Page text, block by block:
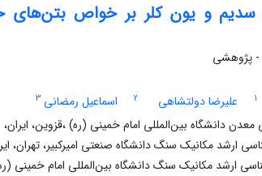
سدیم و یون کلر بر خواص بتن‌های
- پژوهشی
1 علیرضا دولتشاهی 2 اسماعیل رمضانی 3
دانشگاه بین‌المللی امام خمینی (ره) ،قزوین، ایران،
ارشد مکانیک سنگ دانشگاه صنعتی امیرکبیر، تهران،
ارشد مکانیک سنگ دانشگاه بین‌المللی امام خمینی